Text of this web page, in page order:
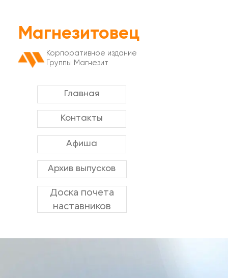
Контакты
Главная
Магнезитовец
Архив выпусков
Афиша
Доска почета
наставников
Корпоративное издание
Группы Магнезит